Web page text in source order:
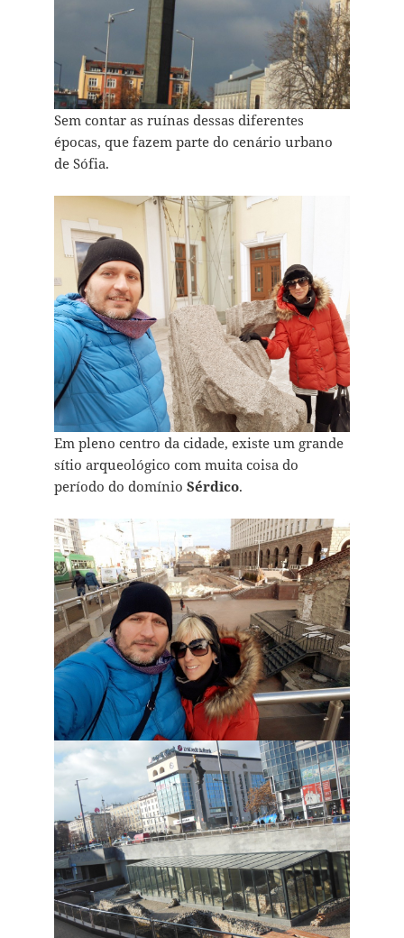
Sem contar as ruínas dessas diferentes
épocas, que fazem parte do cenário urbano
de Sófia.
Em pleno centro da cidade, existe um grande
sítio arqueológico com muita coisa do
período do domínio Sérdico.